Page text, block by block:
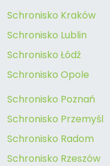
Schronisko Kraków
Schronisko Lublin
Schronisko Łódź
Schronisko Opole
Schronisko Poznań
Schronisko Przemyśl
Schronisko Radom
Schronisko Rzeszów